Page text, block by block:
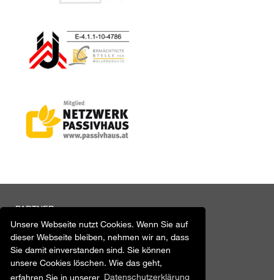
Unsere Webseite nutzt Cookies. Wenn Sie auf
dieser Webseite bleiben, nehmen wir an, dass
Sie damit einverstanden sind. Sie können
unsere Cookies löschen. Wie das geht,
erfahren Sie in unserer Datenschutzerklärung
PARTNER
OFFENE STELLEN
IMPRESSUM
AGB